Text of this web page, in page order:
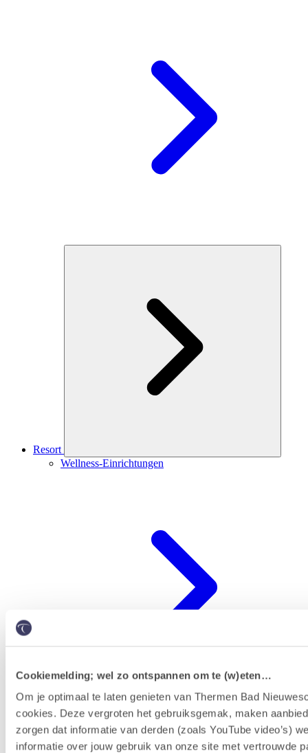
Cookiemelding; wel zo ontspannen om te (w)eten…
Om je optimaal te laten genieten van Thermen Bad
cookies. Deze vergroten het gebruiksgemak, maken
zorgen dat informatie van derden (zoals YouTube video’s)
informatie over jouw gebruik van onze site met vertrouwde
Resort
Wellness-Einrichtungen
Erlebnisprogramm